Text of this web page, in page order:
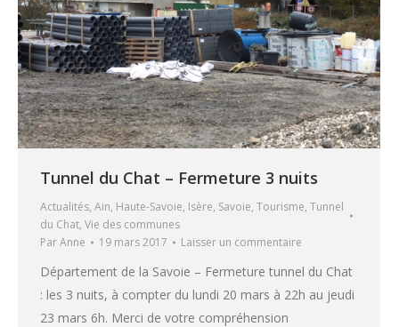
Tunnel du Chat – Fermeture 3 nuits
Actualités, Ain, Haute-Savoie, Isère, Savoie, Tourisme, Tunnel
du Chat, Vie des communes
ParAnne 19 mars 2017 Laisser un commentaire
Département de la Savoie – Fermeture tunnel du Chat
: les 3 nuits, à compter du lundi 20 mars à 22h au jeudi
23 mars 6h. Merci de votre compréhension